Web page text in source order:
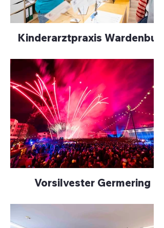
Kinderarztpraxis Wardenburg
Vorsilvester Germering